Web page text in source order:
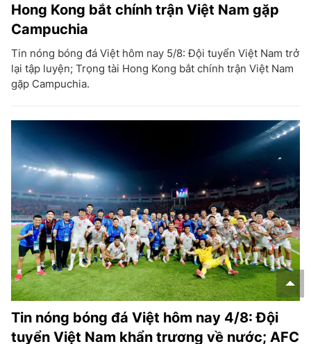
Hong Kong bắt chính trận Việt Nam gặp
Campuchia
Tin nóng bóng đá Việt hôm nay 5/8: Đội tuyển Việt Nam trở
lại tập luyện; Trọng tài Hong Kong bắt chính trận Việt Nam
gặp Campuchia.
Tin nóng bóng đá Việt hôm nay 4/8: Đội
tuyển Việt Nam khẩn trương về nước; AFC